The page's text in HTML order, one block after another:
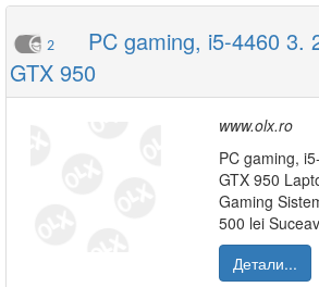
2
PC gaming, i5-4460 3.
GTX 950
www.olx.ro
PC gaming,
GTX 950
Gaming
500 lei
Детали...